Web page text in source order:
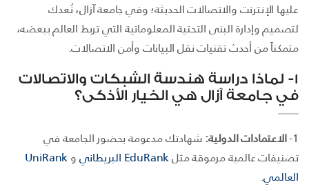
عليها الإنترنت والاتصالات الحديثة؛ وفي جامعة آزال، نُعدك
لتصميم وإدارة البنى التحتية المعلوماتية التي تربط العالم ببعضه،
متمكناً من أحدث تقنيات نقل البيانات وأمن الاتصالات.
1- لماذا دراسة هندسة الشبكات والاتصالات
في جامعة آزال هي الخيار الأذكى؟
1- الاعتمادات الدولية:شهادتك مدعومة بحضور الجامعة في
تصنيفات عالمية مرموقة مثلEduRank البريطاني وUniRank
العالمي.